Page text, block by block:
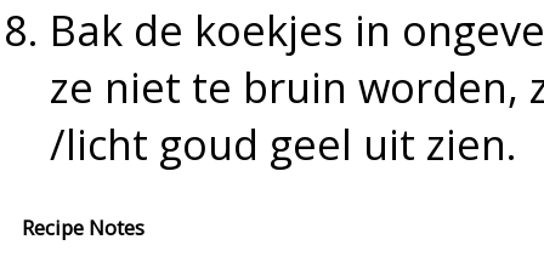
Bak de koekjes in
ze niet te bruin worden,
/licht goud geel uit zien.
Recipe Notes